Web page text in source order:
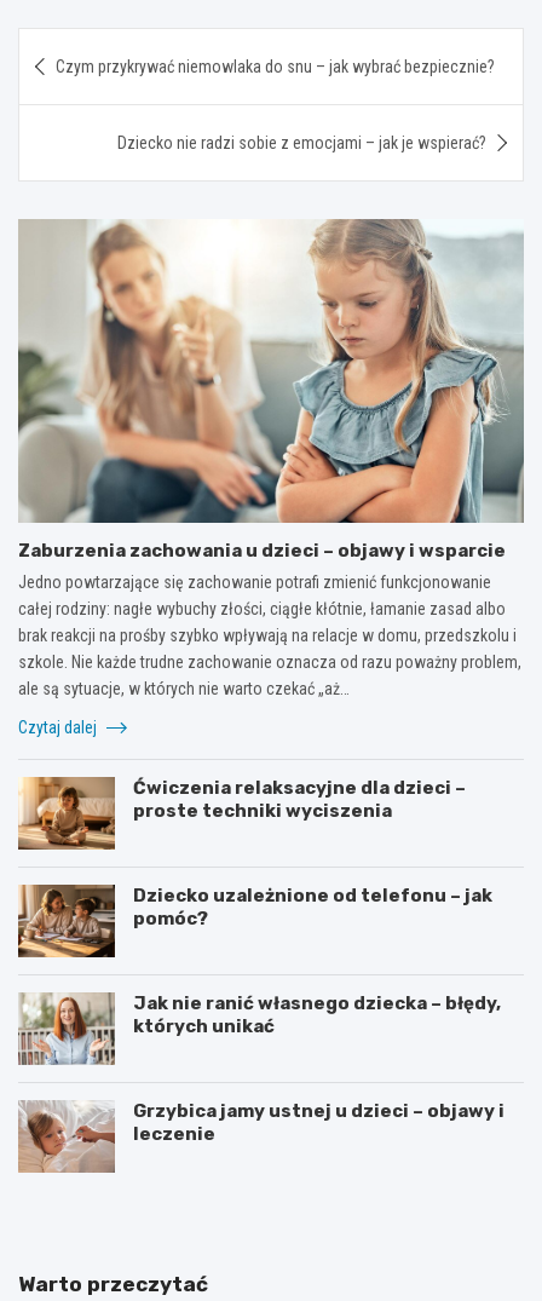
wpisu
Czym przykrywać niemowlaka do snu – jak wybrać bezpiecznie?
Dziecko nie radzi sobie z emocjami – jak je wspierać?
Zaburzenia zachowania u dzieci – objawy i wsparcie
Jedno powtarzające się zachowanie potrafi zmienić funkcjonowanie
całej rodziny: nagłe wybuchy złości, ciągłe kłótnie, łamanie zasad albo
brak reakcji na prośby szybko wpływają na relacje w domu, przedszkolu i
szkole. Nie każde trudne zachowanie oznacza od razu poważny problem,
ale są sytuacje, w których nie warto czekać „aż…
Czytaj dalej
Ćwiczenia relaksacyjne dla dzieci –
proste techniki wyciszenia
Dziecko uzależnione od telefonu – jak
pomóc?
Jak nie ranić własnego dziecka – błędy,
których unikać
Grzybica jamy ustnej u dzieci – objawy i
leczenie
W
i
D
k
Warto przeczytać